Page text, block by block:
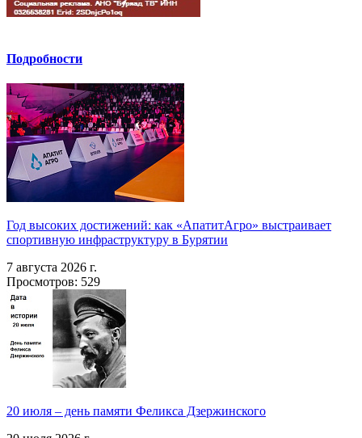
Подробности
Год высоких достижений: как «АпатитАгро» выстраивает
спортивную инфраструктуру в Бурятии
7 августа 2026 г.
Просмотров: 529
20 июля – день памяти Феликса Дзержинского